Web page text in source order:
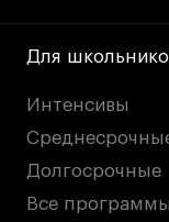
Для
Интенсивы
Долгосрочные
Все программы